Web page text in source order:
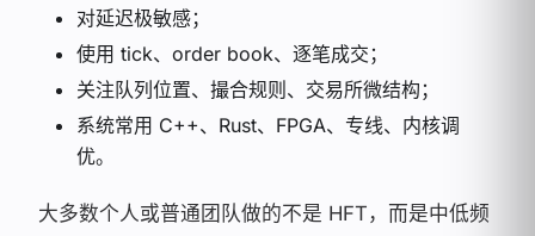
对延迟极敏感；
使用 tick、order book、逐笔成交；
关注队列位置、撮合规则、交易所微结构；
系统常用 C++、Rust、FPGA、专线、内核调
优。
大多数个人或普通团队做的不是 HFT，而是中低频